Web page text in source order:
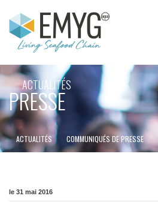
ACTUALITÉS
PRESSE
ACTUALITÉS COMMUNIQUÉS DE PRESSE
le 31 mai 2016